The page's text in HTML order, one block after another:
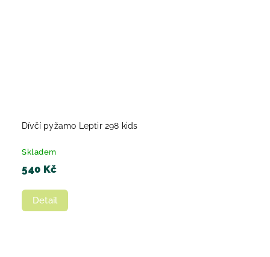
Dívčí pyžamo Leptir 298 kids
Skladem
540 Kč
Detail